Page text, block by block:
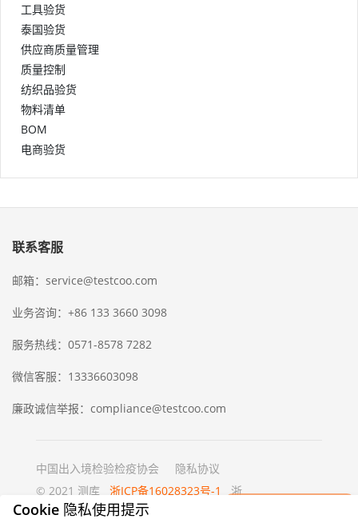
工具验货
泰国验货
供应商质量管理
质量控制
纺织品验货
物料清单
BOM
电商验货
联系客服
邮箱：service@testcoo.com
业务咨询：+86 133 3660 3098
服务热线：0571-8578 7282
微信客服：13336603098
廉政诚信举报：compliance@testcoo.com
×
中国出入境检验检疫协会
隐私协议
© 2021 测库
浙ICP备16028323号-1
浙
公网安备 33020902000357 号
Cookie 隐私使用提示